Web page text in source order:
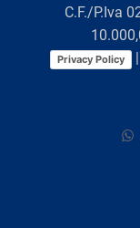
C.F./P.Iva
Privacy Policy